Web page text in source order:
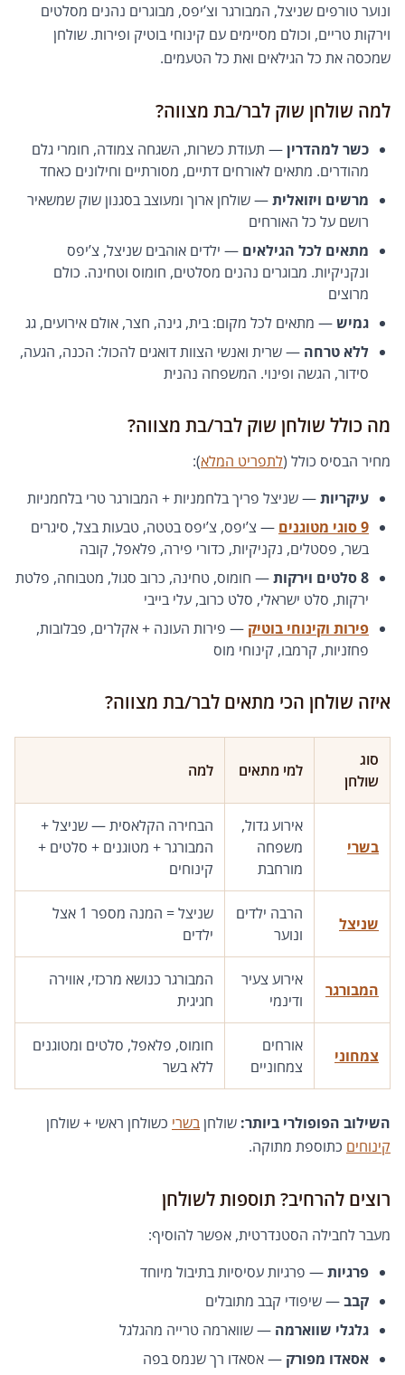
ונוער טורפים שניצל, המבורגר וצ’יפס, מבוגרים נהנים מסלטים
וירקות טריים, וכולם מסיימים עם קינוחי בוטיק ופירות. שולחן
שמכסה את כל הגילאים ואת כל הטעמים.
למה שולחן שוק לבר/בת מצווה?
כשר למהדרין— תעודת כשרות, השגחה צמודה, חומרי גלם
מהודרים. מתאים לאורחים דתיים, מסורתיים וחילונים כאחד
מרשים ויזואלית— שולחן ארוך ומעוצב בסגנון שוק שמשאיר
רושם על כל האורחים
מתאים לכל הגילאים — ילדים אוהבים שניצל, צ’יפס
ונקניקיות. מבוגרים נהנים מסלטים, חומוס וטחינה. כולם
מרוצים
גמיש— מתאים לכל מקום: בית, גינה, חצר, אולם אירועים, גג
ללא טרחה — שרית ואנשי הצוות דואגים להכול: הכנה, הגעה,
סידור, הגשה ופינוי. המשפחה נהנית
מה כולל שולחן שוק לבר/בת מצווה?
מחיר הבסיס כולל (לתפריט המלא):
עיקריות— שניצל פריך בלחמניות + המבורגר טרי בלחמניות
9 סוגי מטוגנים
— צ’יפס, צ’יפס בטטה, טבעות בצל, סיגרים
בשר, פסטלים, נקניקיות, כדורי פירה, פלאפל, קובה
8 סלטים וירקות
— חומוס, טחינה, כרוב סגול, מטבוחה, פלטת
ירקות, סלט ישראלי, סלט כרוב, עלי בייבי
פירות וקינוחי בוטיק — פירות העונה + אקלרים, פבלובות,
פחזניות, קרמבו, קינוחי מוס
איזה שולחן הכי מתאים לבר/בת מצווה?
סוג
שולחן
למי מתאים למה
בשרי
אירוע גדול,
משפחה
מורחבת
הבחירה הקלאסית — שניצל +
המבורגר + מטוגנים + סלטים +
קינוחים
שניצל
הרבה ילדים
ונוער
שניצל = המנה מספר 1 אצל
ילדים
המבורגר
אירוע צעיר
ודינמי
המבורגר כנושא מרכזי, אווירה
חגיגית
צמחוני
אורחים
צמחוניים
חומוס, פלאפל, סלטים ומטוגנים
ללא בשר
השילוב הפופולרי ביותר: שולחן בשרי כשולחן ראשי + שולחן
קינוחים כתוספת מתוקה.
רוצים להרחיב? תוספות לשולחן
מעבר לחבילה הסטנדרטית, אפשר להוסיף:
פרגיות— פרגיות עסיסיות בתיבול מיוחד
קבב— שיפודי קבב מתובלים
גלגלי שווארמה — שווארמה טרייה מהגלגל
אסאדו מפורק — אסאדו רך שנמס בפה